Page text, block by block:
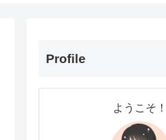
Profile
ようこそ！